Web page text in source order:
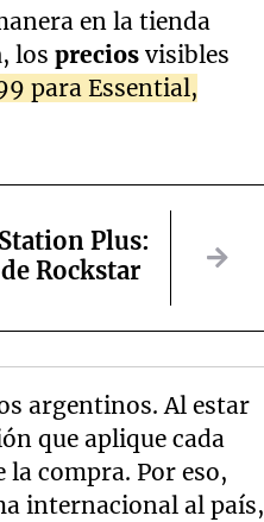
en la tienda
, lospreciosvisibles
para Essential,
Plus:
Rockstar
argentinos. Al estar
que aplique cada
compra. Por eso,
internacional al país,